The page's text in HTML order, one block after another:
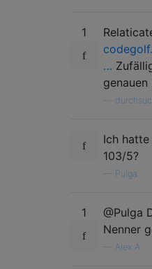
1
…
Ich
103/5?
Pulga
1
@Pulga
Nenner
Alex A.